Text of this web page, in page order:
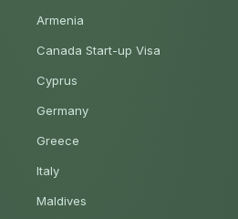
Armenia
Canada Start-up Visa
Cyprus
Germany
Greece
Italy
Maldives